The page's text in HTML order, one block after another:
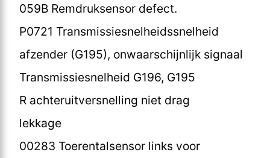
059B Remdruksensor defect.
P0721 Transmissiesnelheidssnelheid
afzender (G195), onwaarschijnlijk signaal
Transmissiesnelheid G196, G195
R achteruitversnelling niet drag
lekkage
00283 Toerentalsensor links voor